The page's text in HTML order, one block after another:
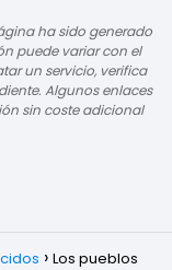
ha sido generado
puede variar con el
un servicio, verifica
Algunos enlaces
sin coste adicional
Los pueblos